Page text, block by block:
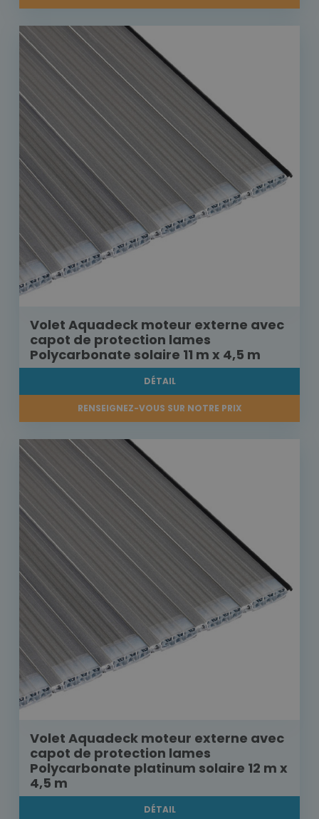
Volet Aquadeck moteur externe avec
capot de protection lames
Polycarbonate solaire 11 m x 4,5 m
DÉTAIL
RENSEIGNEZ-VOUS SUR NOTRE PRIX
Volet Aquadeck moteur externe avec
capot de protection lames
Polycarbonate platinum solaire 12 m x
4,5 m
DÉTAIL